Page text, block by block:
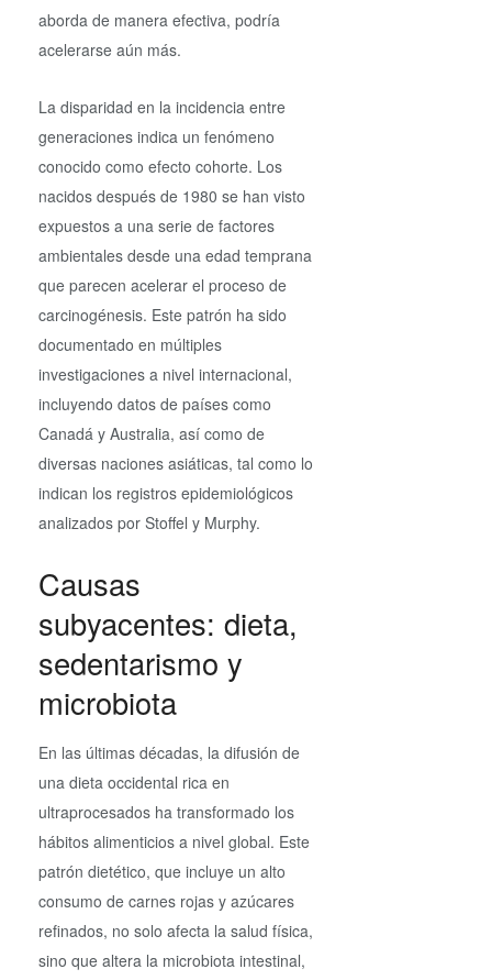
aborda de manera efectiva, podría
acelerarse aún más.
La disparidad en la incidencia entre
generaciones indica un fenómeno
conocido como efecto cohorte. Los
nacidos después de 1980 se han visto
expuestos a una serie de factores
ambientales desde una edad temprana
que parecen acelerar el proceso de
carcinogénesis. Este patrón ha sido
documentado en múltiples
investigaciones a nivel internacional,
incluyendo datos de países como
Canadá y Australia, así como de
diversas naciones asiáticas, tal como lo
indican los registros epidemiológicos
analizados por Stoffel y Murphy.
Causas
subyacentes: dieta,
sedentarismo y
microbiota
En las últimas décadas, la difusión de
una dieta occidental rica en
ultraprocesados ha transformado los
hábitos alimenticios a nivel global. Este
patrón dietético, que incluye un alto
consumo de carnes rojas y azúcares
refinados, no solo afecta la salud física,
sino que altera la microbiota intestinal,